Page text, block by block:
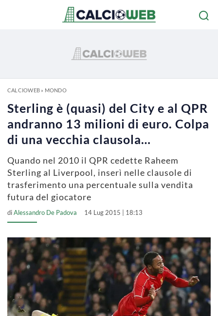
CALCIOWEB» MONDO
Sterling è (quasi) del City e al QPR
andranno 13 milioni di euro. Colpa
di una vecchia clausola…
Quando nel 2010 il QPR cedette Raheem
Sterling al Liverpool, inserì nelle clausole di
trasferimento una percentuale sulla vendita
futura del giocatore
diAlessandro De Padova 14 Lug 2015 | 18:13